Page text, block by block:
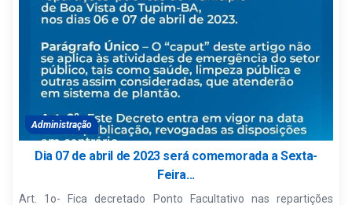
Administração
Dia 07 de abril de 2023 será comemorada a Sexta-
Feira...
Art. 1o- Fica decretado Ponto Facultativo nas repartições